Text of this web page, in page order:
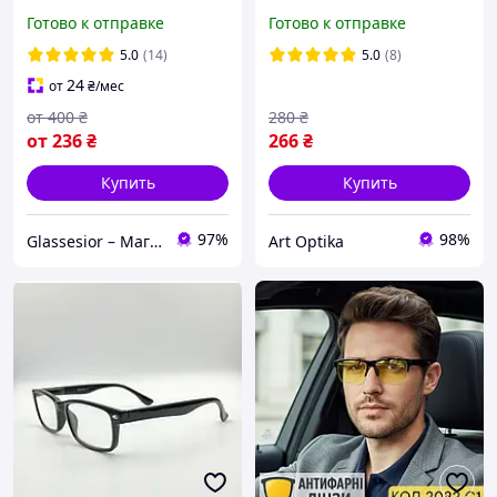
линзами, для чтения
плюс и минус. Код 2030
Готово к отправке
5.0 (14)
от24₴/мес
от236₴
от 400 ₴
Купить
Glassesior – Магазин оптики 97%
чтения и дали
пластиковая оправа
Готово к отправке
5.0 (8)
266₴
280 ₴
Купить
Art Optika 98%